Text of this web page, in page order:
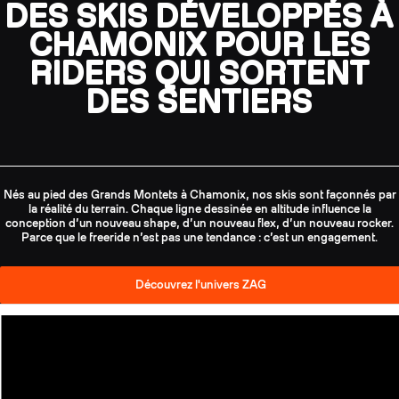
DES SKIS DÉVELOPPÉS À
CHAMONIX POUR LES
RIDERS QUI SORTENT
DES SENTIERS
Nés au pied des Grands Montets à Chamonix, nos skis sont façonnés par
la réalité du terrain. Chaque ligne dessinée en altitude influence la
conception d’un nouveau shape, d’un nouveau flex, d’un nouveau rocker.
Parce que le freeride n’est pas une tendance : c’est un engagement.
Découvrez l'univers ZAG